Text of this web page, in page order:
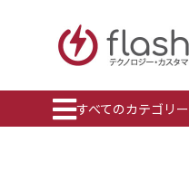
すべてのカテゴリー